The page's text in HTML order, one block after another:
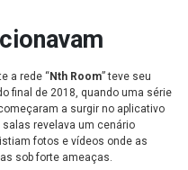
a rede “ Nth Room” teve seu
final de 2018, quando uma série
a surgir no aplicativo
revelava um cenário
fotos e vídeos onde as
sob forte ameaças.